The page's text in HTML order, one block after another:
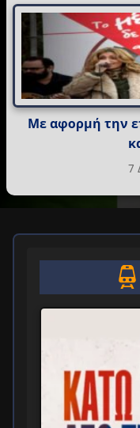
Με αφορμή την
7